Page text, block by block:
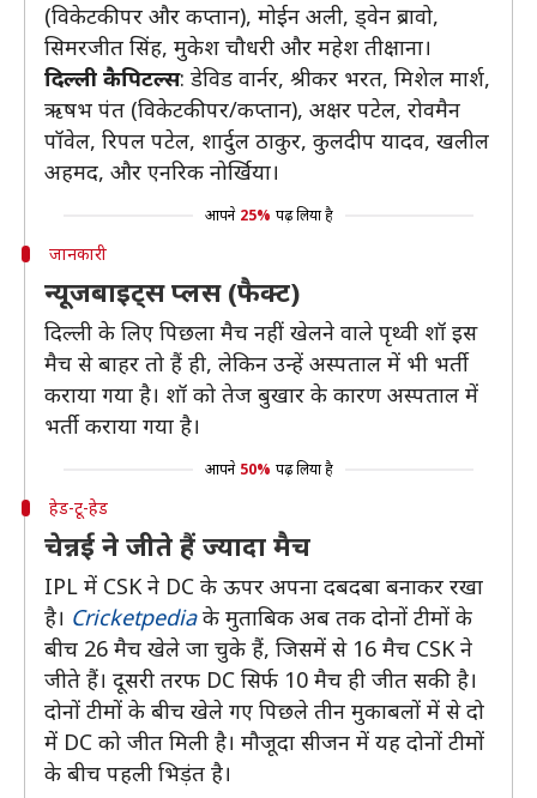
(विकेटकीपर और कप्तान), मोईन अली, ड्वेन ब्रावो,
सिमरजीत सिंह, मुकेश चौधरी और महेश तीक्षाना।
दिल्ली कैपिटल्स: डेविड वार्नर, श्रीकर भरत, मिशेल मार्श,
ऋषभ पंत (विकेटकीपर/कप्तान), अक्षर पटेल, रोवमैन
पॉवेल, रिपल पटेल, शार्दुल ठाकुर, कुलदीप यादव, खलील
अहमद, और एनरिक नोर्खिया।
आपने 25% पढ़ लिया है
जानकारी
न्यूजबाइट्स प्लस (फैक्ट)
दिल्ली के लिए पिछला मैच नहीं खेलने वाले पृथ्वी शॉ इस
मैच से बाहर तो हैं ही, लेकिन उन्हें अस्पताल में भी भर्ती
कराया गया है। शॉ को तेज बुखार के कारण अस्पताल में
भर्ती कराया गया है।
आपने 50% पढ़ लिया है
हेड-टू-हेड
चेन्नई ने जीते हैं ज्यादा मैच
IPL में CSK ने DC के ऊपर अपना दबदबा बनाकर रखा
है। Cricketpediaके मुताबिक अब तक दोनों टीमों के
बीच 26 मैच खेले जा चुके हैं, जिसमें से 16 मैच CSK ने
जीते हैं। दूसरी तरफ DC सिर्फ 10 मैच ही जीत सकी है।
दोनों टीमों के बीच खेले गए पिछले तीन मुकाबलों में से दो
में DC को जीत मिली है। मौजूदा सीजन में यह दोनों टीमों
के बीच पहली भिड़ंत है।